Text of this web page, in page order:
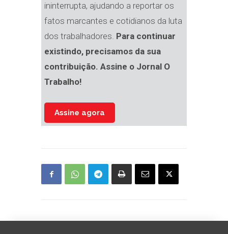
ininterrupta, ajudando a reportar os
fatos marcantes e cotidianos da luta
dos trabalhadores. Para continuar
existindo, precisamos da sua
contribuição. Assine o Jornal O
Trabalho!
Assine agora